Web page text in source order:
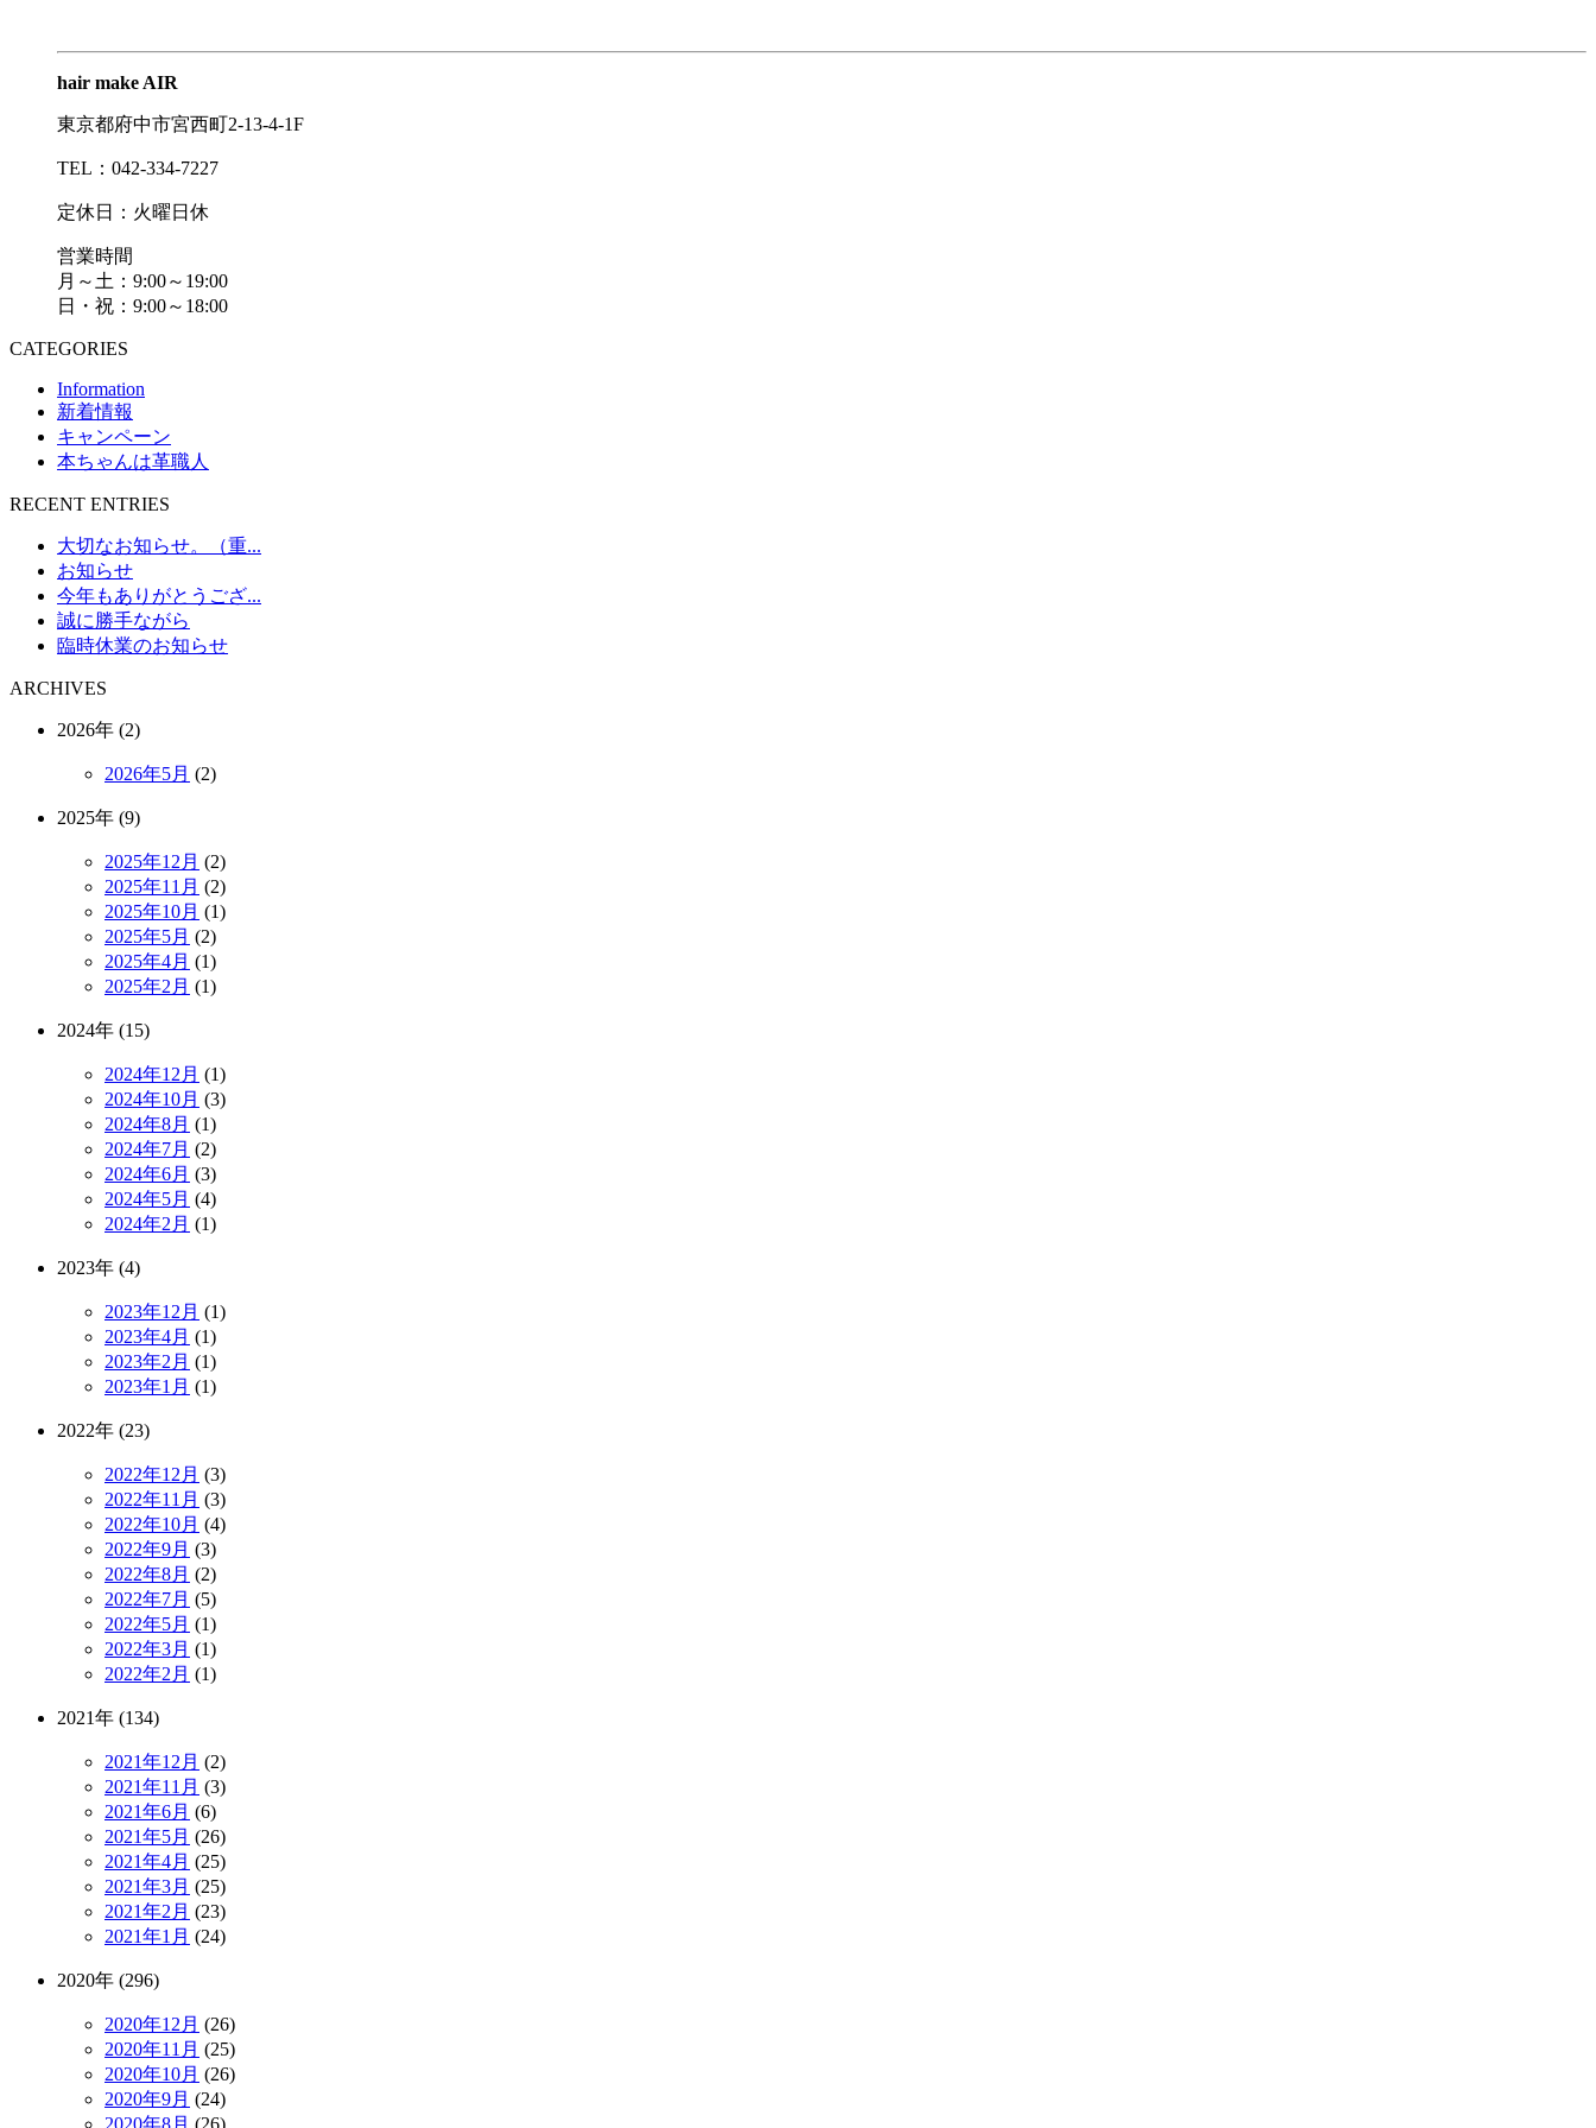
hair make AIR
東京都府中市宮西町2-13-4-1F
TEL：042-334-7227
定休日：火曜日休
営業時間
月～土：9:00～19:00
日・祝：9:00～18:00
CATEGORIES
Information
新着情報
キャンペーン
本ちゃんは革職人
RECENT ENTRIES
大切なお知らせ。（重...
お知らせ
今年もありがとうござ...
誠に勝手ながら
臨時休業のお知らせ
ARCHIVES
2026年 (2)
2026年5月 (2)
2025年 (9)
2025年12月 (2)
2025年11月 (2)
2025年10月 (1)
2025年5月 (2)
2025年4月 (1)
2025年2月 (1)
2024年 (15)
2024年12月 (1)
2024年10月 (3)
2024年8月 (1)
2024年7月 (2)
2024年6月 (3)
2024年5月 (4)
2024年2月 (1)
2023年 (4)
2023年12月 (1)
2023年4月 (1)
2023年2月 (1)
2023年1月 (1)
2022年 (23)
2022年12月 (3)
2022年11月 (3)
2022年10月 (4)
2022年9月 (3)
2022年8月 (2)
2022年7月 (5)
2022年5月 (1)
2022年3月 (1)
2022年2月 (1)
2021年 (134)
2021年12月 (2)
2021年11月 (3)
2021年6月 (6)
2021年5月 (26)
2021年4月 (25)
2021年3月 (25)
2021年2月 (23)
2021年1月 (24)
2020年 (296)
2020年12月 (26)
2020年11月 (25)
2020年10月 (26)
2020年9月 (24)